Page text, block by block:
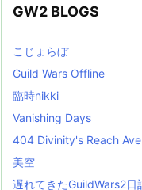
GW2 BLOGS
こじょらぼ
Guild Wars Offline
臨時nikki
Vanishing Days
404 Divinity's Reach
美空
遅れてきたGuildWars2日